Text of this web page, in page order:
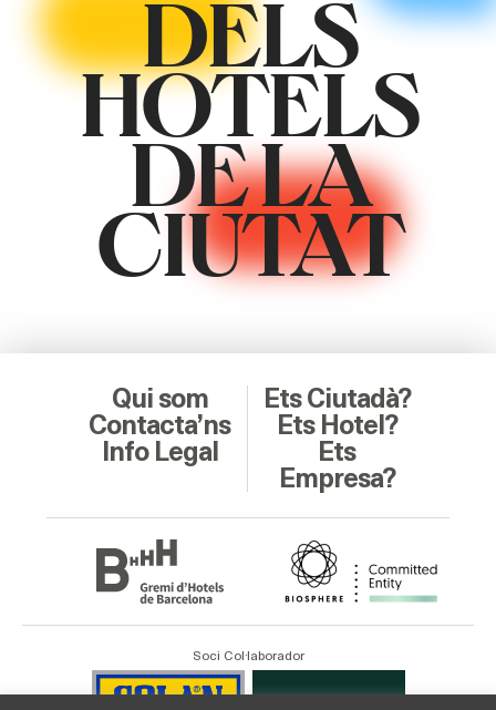
DELS
HOTELS
DE LA
CIUTAT
Qui som
Contacta’ns
Info Legal
Ets Ciutadà?
Ets Hotel?
Ets
Empresa?
Soci Col·laborador